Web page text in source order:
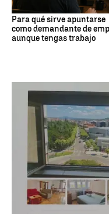
Para qué sirve apuntarse
como demandante de
aunque tengas trabajo
Eclipse solar